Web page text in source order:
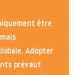
être
Adopter
prévaut